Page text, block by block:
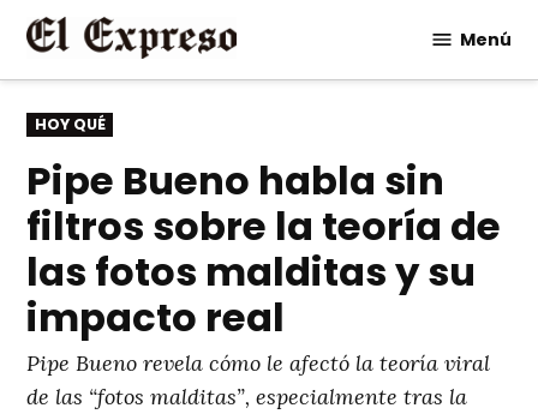
Saltar
contenido
Menú
PUBLICADO
EN
HOY QUÉ
Pipe Bueno habla sin
filtros sobre la teoría de
las fotos malditas y su
impacto real
Pipe Bueno revela cómo le afectó la teoría viral
de las “fotos malditas”, especialmente tras la